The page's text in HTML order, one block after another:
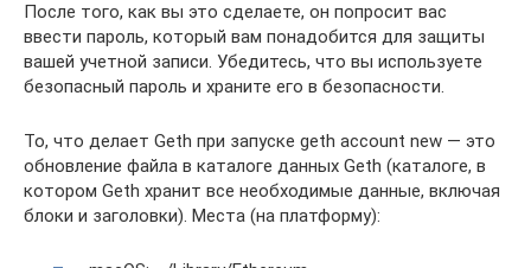
После того, как вы это сделаете, он попросит вас
ввести пароль, который вам понадобится для защиты
вашей учетной записи. Убедитесь, что вы используете
безопасный пароль и храните его в безопасности.
То, что делает Geth при запуске geth account new — это
обновление файла в каталоге данных Geth (каталоге, в
котором Geth хранит все необходимые данные, включая
блоки и заголовки). Места (на платформу):